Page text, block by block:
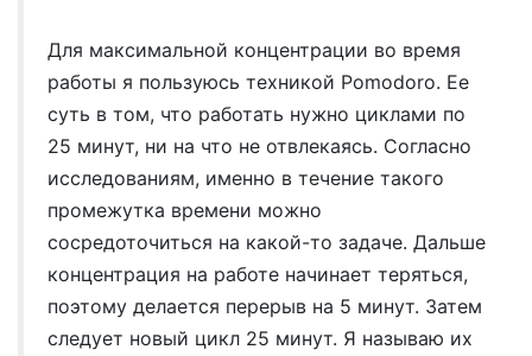
Для максимальной концентрации во время
работы я пользуюсь техникой Pomodoro. Ее
суть в том, что работать нужно циклами по
25 минут, ни на что не отвлекаясь. Согласно
исследованиям, именно в течение такого
промежутка времени можно
сосредоточиться на какой-то задаче. Дальше
концентрация на работе начинает теряться,
поэтому делается перерыв на 5 минут. Затем
следует новый цикл 25 минут. Я называю их